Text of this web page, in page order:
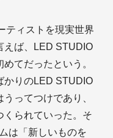
ティストを現実世界
えば、LED STUDIO
てだったという。
かりのLED STUDIO
ってつけであり、
くられていった。そ
は「新しいものを